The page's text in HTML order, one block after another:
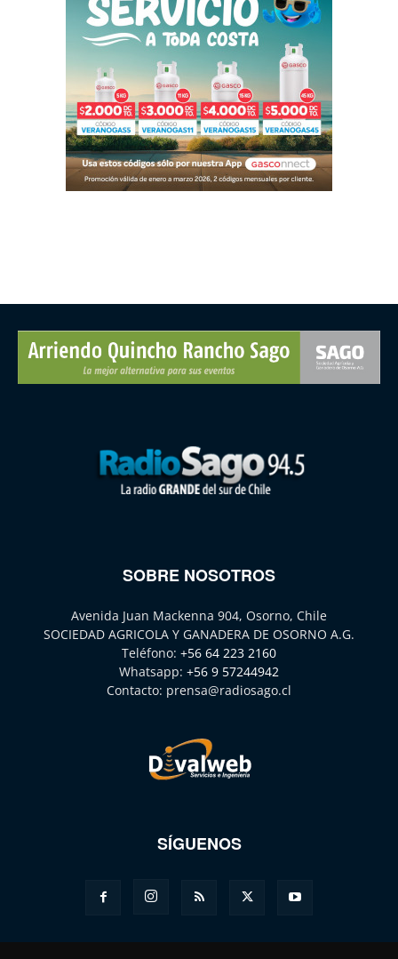
SOBRE NOSOTROS
Avenida Juan Mackenna 904, Osorno, Chile
SOCIEDAD AGRICOLA Y GANADERA DE OSORNO A.G.
Teléfono: +56 64 223 2160
Whatsapp: +56 9 57244942
Contacto: prensa@radiosago.cl
SÍGUENOS